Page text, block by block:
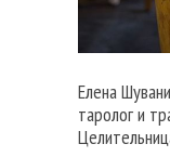
Елена
таролог и